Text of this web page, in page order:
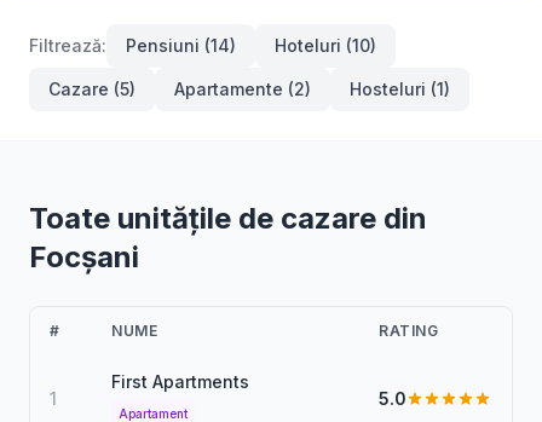
Filtrează: Pensiuni (14) Hoteluri (10)
Cazare (5) Apartamente (2) Hosteluri (1)
Toate unitățile de cazare din
Focșani
# NUME RATING
1
First Apartments
Apartament
5.0